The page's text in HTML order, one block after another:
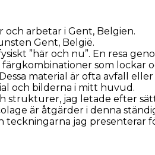
och arbetar i Gent, Belgien.
Gent, België.
”här och nu”. En resa
som lockar
material är ofta avfall
och bilderna i mitt huvud.
strukturer, jag letade efter
är åtgärder i denna
jag presenterar